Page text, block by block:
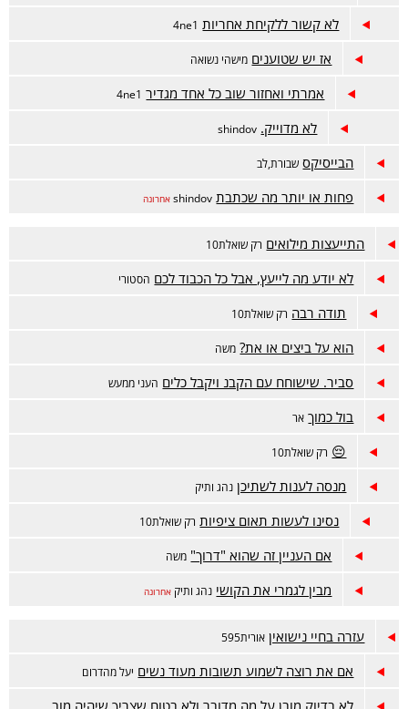
לא קשור ללקיחת אחריות 4ne1
אז יש שטוענים מישהי נשואה
אמרתי ואחזור שוב כל אחד מגדיר 4ne1
לא מדוייק. shindov
הבייסיקס שבורת,לב
פחות או יותר מה שכתבת shindov אחרונה
התייעצות מילואים רק שואלת10
לא יודע מה לייעץ, אבל כל הכבוד לכם הסטורי
תודה רבה רק שואלת10
הוא על ביצים או את? משה
סביר. שישוחח עם הקבנ ויקבל כלים העני ממעש
בול כמוך אר
😔 רק שואלת10
מנסה לענות לשתיכן נהג ותיק
נסינו לעשות תאום ציפיות רק שואלת10
אם העניין זה שהוא "דרוך" משה
מבין לגמרי את הקושי נהג ותיק אחרונה
עזרה בחיי נישואין אורית595
אם את רוצה לשמוע תשובות מעוד נשים יעל מהדרום